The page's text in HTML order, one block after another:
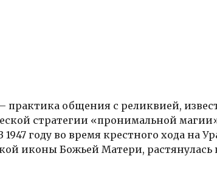
общения с реликвией,
стратегии «пронимальной
году во время крестного хода на
иконы Божьей Матери, растянулась